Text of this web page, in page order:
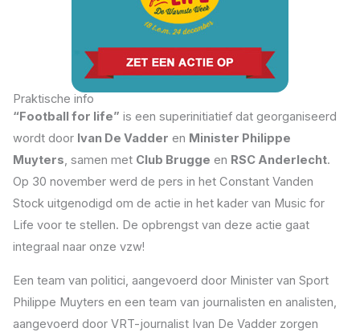
Praktische info
“Football for life” is een superinitiatief dat georganiseerd
wordt door Ivan De Vadder en Minister Philippe
Muyters, samen met Club Brugge en RSC Anderlecht.
Op 30 november werd de pers in het Constant Vanden
Stock uitgenodigd om de actie in het kader van Music for
Life voor te stellen. De opbrengst van deze actie gaat
integraal naar onze vzw!
Een team van politici, aangevoerd door Minister van Sport
Philippe Muyters en een team van journalisten en analisten,
aangevoerd door VRT-journalist Ivan De Vadder zorgen